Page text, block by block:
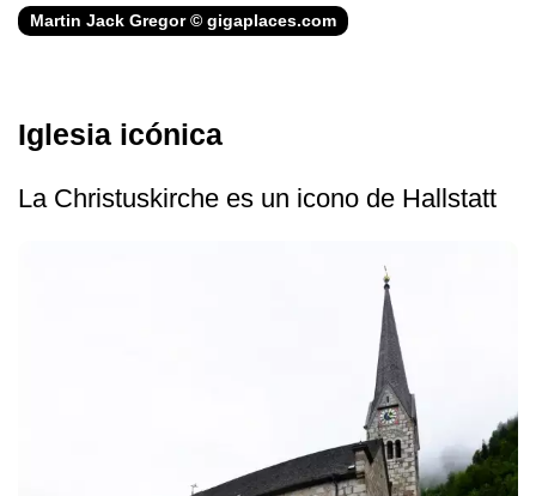
Martin Jack Gregor © gigaplaces.com
Iglesia icónica
La Christuskirche es un icono de Hallstatt